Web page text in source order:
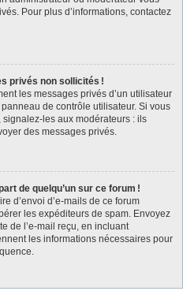
Pour plus d’informations, contactez
privés non sollicités !
les messages privés d’un utilisateur
de contrôle utilisateur. Si vous
les aux modérateurs : ils
des messages privés.
de quelqu’un sur ce forum !
d’envoi d’e-mails de ce forum
les expéditeurs de spam. Envoyez
de l’e-mail reçu, en incluant
les informations nécessaires pour